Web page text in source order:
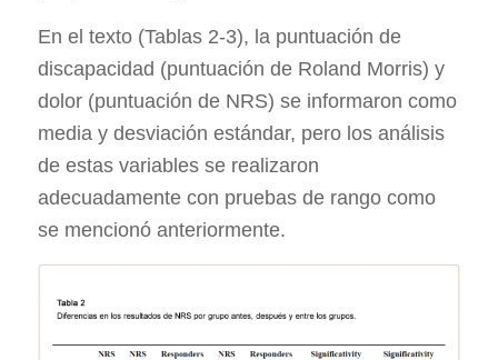
En el texto (Tablas 2-3), la puntuación de
discapacidad (puntuación de Roland Morris) y
dolor (puntuación de NRS) se informaron como
media y desviación estándar, pero los análisis
de estas variables se realizaron
adecuadamente con pruebas de rango como
se mencionó anteriormente.